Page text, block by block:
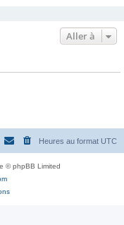
Aller à
Heures au format UTC
© phpBB Limited